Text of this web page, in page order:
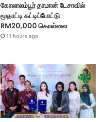
கோலாலம்பூர் தாமான் டேசாவில்
மூதாட்டி கட்டிப்போட்டு
RM20,000 கொள்ளை
11 hours ago